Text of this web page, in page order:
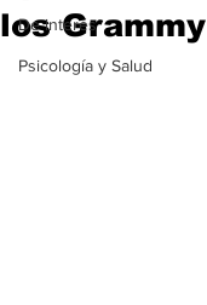
De interés
Psicología y Salud
los Grammy